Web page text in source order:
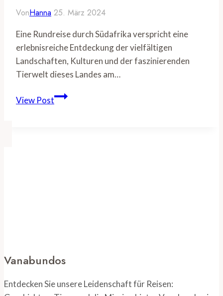
VonHanna 25. März 2024
Eine Rundreise durch Südafrika verspricht eine
erlebnisreiche Entdeckung der vielfältigen
Landschaften, Kulturen und der faszinierenden
Tierwelt dieses Landes am…
View PostSüdafrika
Vanabundos
Entdecken Sie unsere Leidenschaft für Reisen: